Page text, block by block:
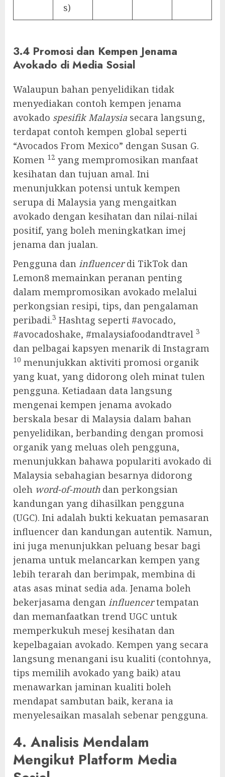
s)
3.4 Promosi dan Kempen Jenama
Avokado di Media Sosial
Walaupun bahan penyelidikan tidak
menyediakan contoh kempen jenama
avokado spesifik Malaysia secara langsung,
terdapat contoh kempen global seperti
“Avocados From Mexico” dengan Susan G.
Komen 12 yang mempromosikan manfaat
kesihatan dan tujuan amal. Ini
menunjukkan potensi untuk kempen
serupa di Malaysia yang mengaitkan
avokado dengan kesihatan dan nilai-nilai
positif, yang boleh meningkatkan imej
jenama dan jualan.
Pengguna dan influencerdi TikTok dan
Lemon8 memainkan peranan penting
dalam mempromosikan avokado melalui
perkongsian resipi, tips, dan pengalaman
peribadi.3 Hashtag seperti #avocado,
#avocadoshake, #malaysiafoodandtravel 3
dan pelbagai kapsyen menarik di Instagram
10 menunjukkan aktiviti promosi organik
yang kuat, yang didorong oleh minat tulen
pengguna. Ketiadaan data langsung
mengenai kempen jenama avokado
berskala besar di Malaysia dalam bahan
penyelidikan, berbanding dengan promosi
organik yang meluas oleh pengguna,
menunjukkan bahawa populariti avokado di
Malaysia sebahagian besarnya didorong
oleh word-of-mouthdan perkongsian
kandungan yang dihasilkan pengguna
(UGC). Ini adalah bukti kekuatan pemasaran
influencer dan kandungan autentik. Namun,
ini juga menunjukkan peluang besar bagi
jenama untuk melancarkan kempen yang
lebih terarah dan berimpak, membina di
atas asas minat sedia ada. Jenama boleh
bekerjasama dengan influencertempatan
dan memanfaatkan trend UGC untuk
memperkukuh mesej kesihatan dan
kepelbagaian avokado. Kempen yang secara
langsung menangani isu kualiti (contohnya,
tips memilih avokado yang baik) atau
menawarkan jaminan kualiti boleh
mendapat sambutan baik, kerana ia
menyelesaikan masalah sebenar pengguna.
4. Analisis Mendalam
Mengikut Platform Media